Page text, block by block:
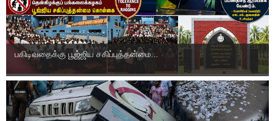
பகிடிவதைக்கு பூஜ்ஜிய சகிப்புத்தன்மை...